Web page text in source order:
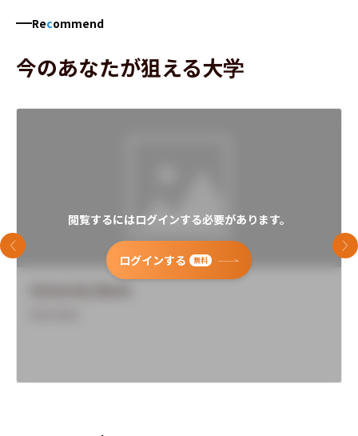
Recommend
今のあなたが狙える大学
閲覧するにはログインする必要があります。
ログインする 無料
前のスライド 次